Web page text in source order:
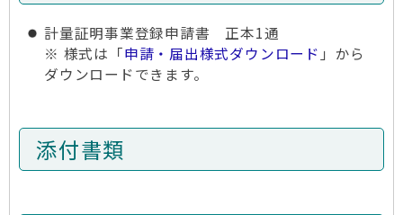
計量証明事業登録申請書 正本1通
※ 様式は「申請・届出様式ダウンロード 」から
ダウンロードできます。
添付書類